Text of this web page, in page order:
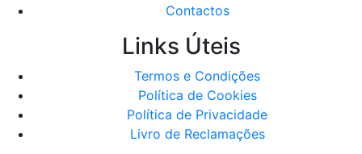
Contactos
Links Úteis
Termos e Condições
Política de Cookies
Política de Privacidade
Livro de Reclamações